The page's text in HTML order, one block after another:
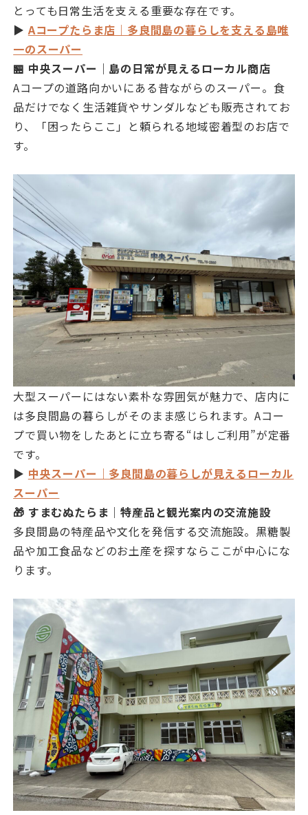
とっても日常生活を支える重要な存在です。
▶ Aコープたらま店｜多良間島の暮らしを支える島唯
一のスーパー
🏪 中央スーパー｜島の日常が見えるローカル商店
Aコープの道路向かいにある昔ながらのスーパー。食
品だけでなく生活雑貨やサンダルなども販売されてお
り、「困ったらここ」と頼られる地域密着型のお店で
す。
大型スーパーにはない素朴な雰囲気が魅力で、店内に
は多良間島の暮らしがそのまま感じられます。Aコー
プで買い物をしたあとに立ち寄る“はしご利用”が定番
です。
▶ 中央スーパー｜多良間島の暮らしが見えるローカル
スーパー
🎁 すまむぬたらま｜特産品と観光案内の交流施設
多良間島の特産品や文化を発信する交流施設。黒糖製
品や加工食品などのお土産を探すならここが中心にな
ります。